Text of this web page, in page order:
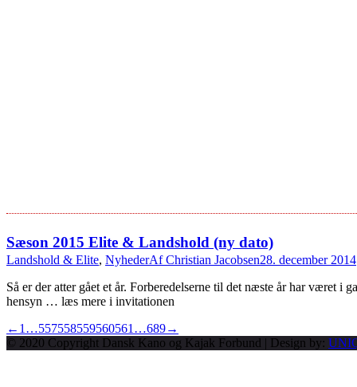
Sæson 2015 Elite & Landshold (ny dato)
Landshold & Elite, NyhederAfChristian Jacobsen28. december 2014
Så er der atter gået et år. Forberedelserne til det næste år har
hensyn … læs mere i invitationen
← 1 …557558559560561 …689→
© 2020 Copyright Dansk Kano og Kajak Forbund | Design by: